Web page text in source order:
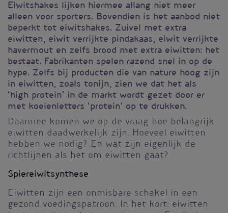
Eiwitshakes lijken hiermee allang niet meer
alleen voor sporters. Bovendien is het aanbod niet
beperkt tot eiwitshakes. Zuivel met extra
eiwitten, eiwit verrijkte pindakaas, eiwit verrijkte
havermout en zelfs brood met extra eiwitten: het
bestaat. Fabrikanten spelen razend snel in op de
hype. Zelfs bij producten die van nature hoog zijn
in eiwitten, zoals tonijn, zien we dat het als
‘high protein’ in de markt wordt gezet door er
met koeienletters ‘protein’ op te drukken.
Daarmee komen we op de vraag hoe belangrijk
eiwitten daadwerkelijk zijn. Hoeveel eiwitten
hebben we nodig? En wat zijn eigenlijk de
richtlijnen als het om eiwitten gaat?
Spiereiwitsynthese
Eiwitten zijn een onmisbare schakel in een
gezond voedingspatroon. In het kort: eiwitten